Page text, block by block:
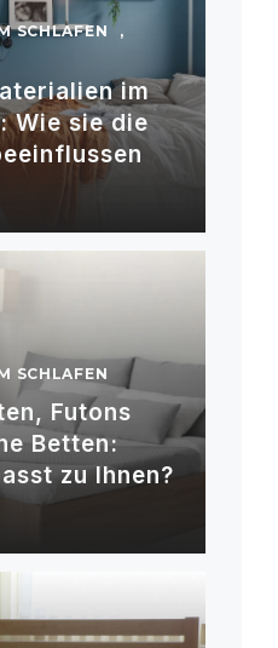
SCHLAFEN
,
im
Wie sie die
SCHLAFEN
Futons
Betten:
zu Ihnen?